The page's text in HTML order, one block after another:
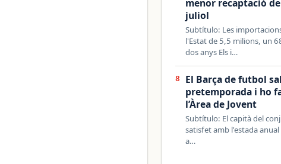
menor recaptació
juliol
Subtítulo: Les
l'Estat de 5,5 milions, un
dos anys Els i…
8
El Barça de futbol
pretemporada i ho
l’Àrea de Jovent
Subtítulo: El capità del
satisfet amb l'estada
a…